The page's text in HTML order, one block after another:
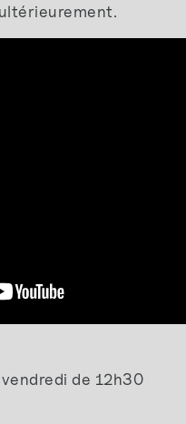
de 12h30